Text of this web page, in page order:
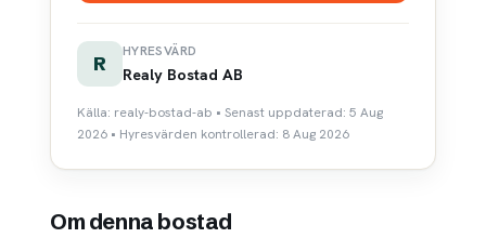
R
HYRESVÄRD
Realy Bostad AB
Källa: realy-bostad-ab • Senast uppdaterad: 5 Aug
2026 • Hyresvärden kontrollerad: 8 Aug 2026
Om denna bostad